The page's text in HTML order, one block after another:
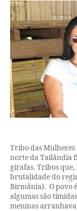
Tribo das
norte da Tailândia
girafas. Tribos que,
brutalidade do
Birmânia). O povo
algumas são
meninas